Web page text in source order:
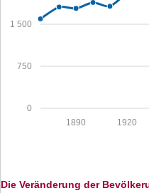
0
750
1 500
1920
1890
Die Veränderung der